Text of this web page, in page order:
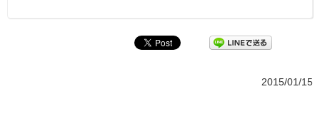
2015/01/15